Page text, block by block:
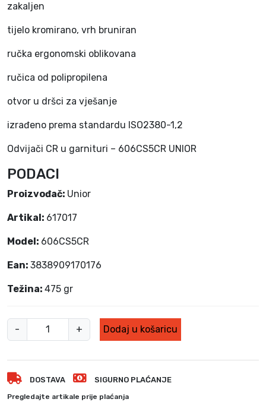
zakaljen
tijelo kromirano, vrh bruniran
ručka ergonomski oblikovana
ručica od polipropilena
otvor u dršci za vješanje
izrađeno prema standardu ISO2380-1,2
Odvijači CR u garnituri – 606CS5CR UNIOR
PODACI
Proizvođač: Unior
Artikal: 617017
Model: 606CS5CR
Ean: 3838909170176
Težina: 475 gr
-
e
z
v
+ Dodaj u košaricu
DOSTAVA SIGURNO PLAĆANJE
Pregledajte artikale prije plaćanja